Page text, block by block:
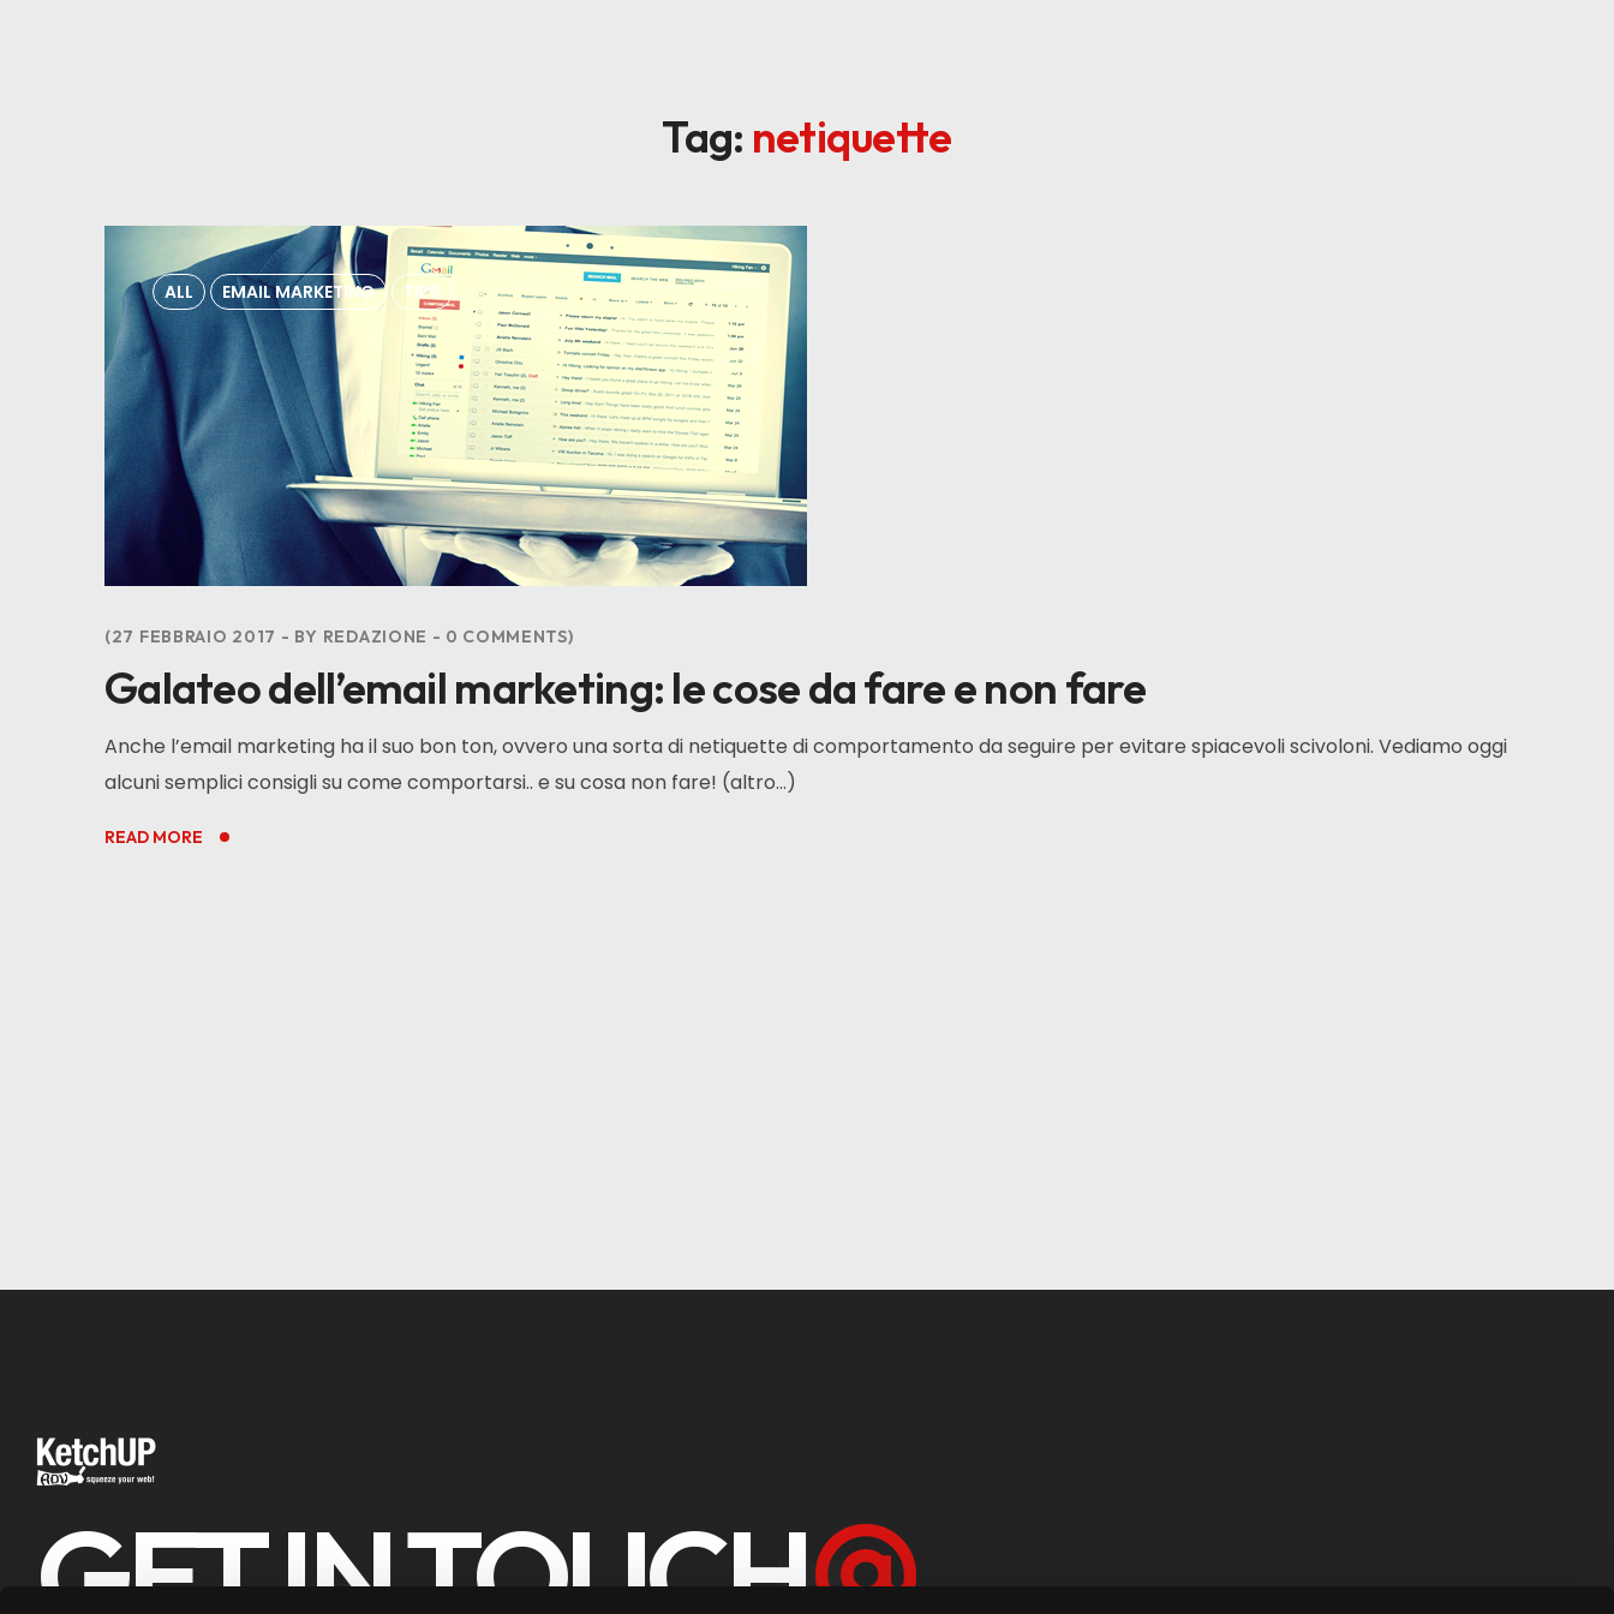
Tag: netiquette
ALL EMAIL MARKETING TIPS
27 FEBBRAIO 2017 BY REDAZIONE 0 COMMENTS
Galateo dell’email marketing: le cose da fare e non fare
Anche l’email marketing ha il suo bon ton, ovvero una sorta di netiquette di comportamento da seguire per evitare spiacevoli scivoloni. Vediamo oggi
alcuni semplici consigli su come comportarsi.. e su cosa non fare! (altro…)
READ MORE
GET IN TOUCH